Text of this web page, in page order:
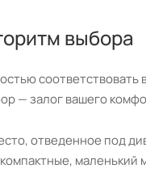
выбора
— залог вашего
отведенное под